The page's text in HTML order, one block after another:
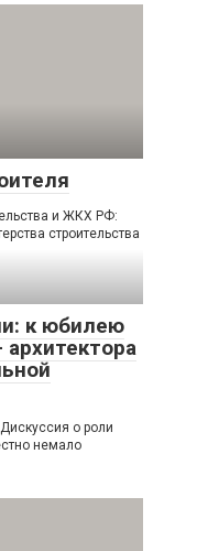
и ЖКХ РФ:
строительства
к юбилею
о роли
немало